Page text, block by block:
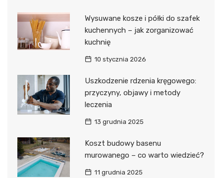
Wysuwane kosze i półki do szafek
kuchennych – jak zorganizować
kuchnię
10 stycznia 2026
Uszkodzenie rdzenia kręgowego:
przyczyny, objawy i metody
leczenia
13 grudnia 2025
Koszt budowy basenu
murowanego – co warto wiedzieć?
11 grudnia 2025